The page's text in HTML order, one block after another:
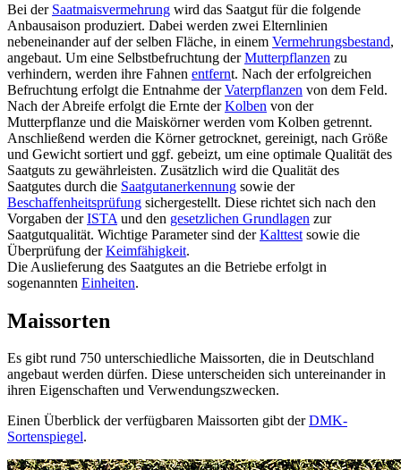
Bei der Saatmaisvermehrung wird das Saatgut für die folgende
Anbausaison produziert. Dabei werden zwei Elternlinien
nebeneinander auf der selben Fläche, in einem Vermehrungsbestand,
angebaut. Um eine Selbstbefruchtung derMutterpflanzen zu
verhindern, werden ihre Fahnen entfernt. Nach der erfolgreichen
Befruchtung erfolgt die Entnahme derVaterpflanzen von dem Feld.
Nach der Abreife erfolgt die Ernte derKolben von der
Mutterpflanze und die Maiskörner werden vom Kolben getrennt.
Anschließend werden die Körner getrocknet, gereinigt, nach Größe
und Gewicht sortiert und ggf. gebeizt, um eine optimale Qualität des
Saatguts zu gewährleisten. Zusätzlich wird die Qualität des
Saatgutes durch die Saatgutanerkennung sowie der
Beschaffenheitsprüfung sichergestellt. Diese richtet sich nach den
Vorgaben derISTA und den gesetzlichen Grundlagen zur
Saatgutqualität. Wichtige Parameter sind derKalttest sowie die
Überprüfung derKeimfähigkeit.
Die Auslieferung des Saatgutes an die Betriebe erfolgt in
sogenannten Einheiten.
Maissorten
Es gibt rund 750 unterschiedliche Maissorten, die in Deutschland
angebaut werden dürfen. Diese unterscheiden sich untereinander in
ihren Eigenschaften und Verwendungszwecken.
Einen Überblick der verfügbaren Maissorten gibt derDMK-
Sortenspiegel.